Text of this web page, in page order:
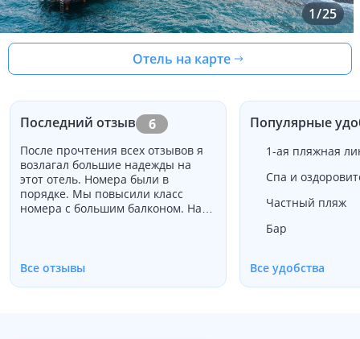
1/25
Отель на карте
Последний отзыв 6
После прочтения всех отзывов я
возлагал большие надежды на
этот отель. Номера были в
порядке. Мы повысили класс
номера с большим балконом. На
сообщил отелю за пару месяцев
Все отзывы
Популярные
1-ая пляжная
Спа и
Частный пляж
Бар
Все удобства